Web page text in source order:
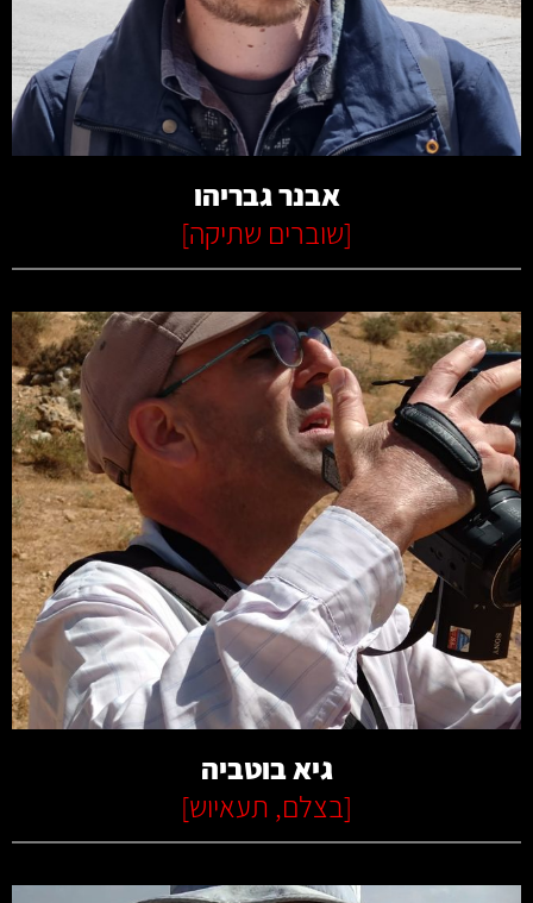
קרא עוד
אבנר גבריהו
[שוברים שתיקה]
קרא עוד
גיא בוטביה
[בצלם, תעאיוש]